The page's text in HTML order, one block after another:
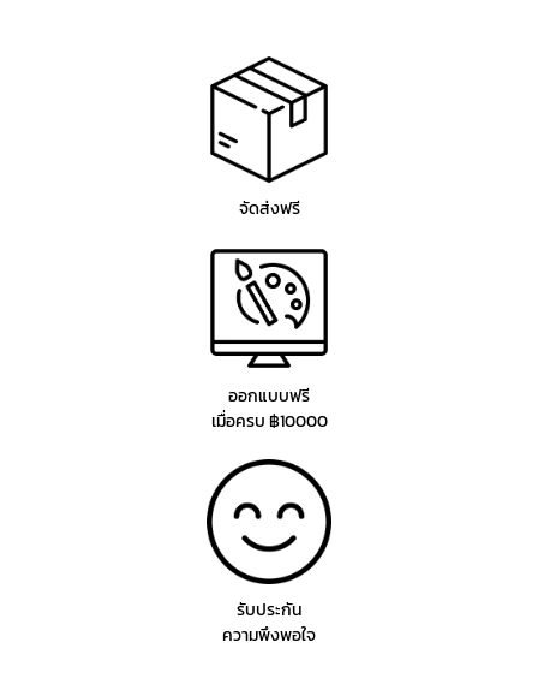
จัดส่งฟรี
ออกแบบฟรี
เมื่อครบ ฿10000
รับประกัน
ความพึงพอใจ